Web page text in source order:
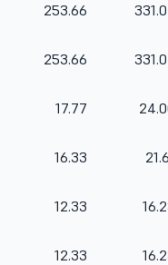
253.66
253.66
17.77
16.33
12.33
12.33